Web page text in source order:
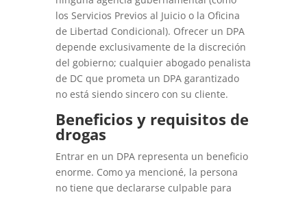
los Servicios Previos al Juicio o la Oficina
de Libertad Condicional). Ofrecer un DPA
depende exclusivamente de la discreción
del gobierno; cualquier abogado penalista
de DC que prometa un DPA garantizado
no está siendo sincero con su cliente.
Beneficios y requisitos de
drogas
Entrar en un DPA representa un beneficio
enorme. Como ya mencioné, la persona
no tiene que declararse culpable para